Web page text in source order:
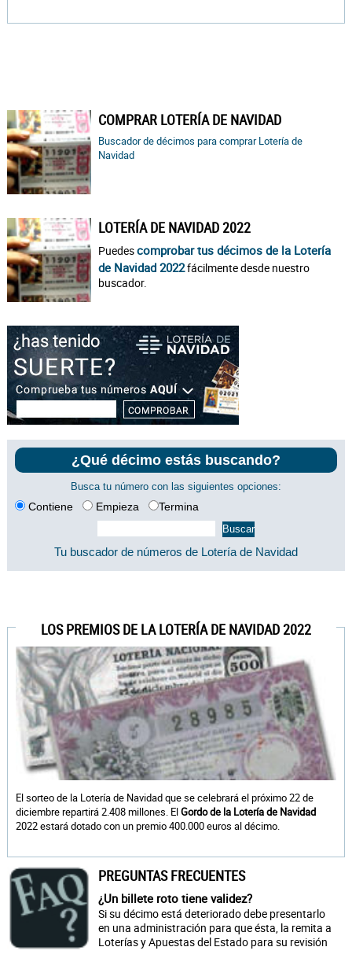
COMPRAR LOTERÍA DE NAVIDAD
Buscador de décimos para comprar Lotería de
Navidad
LOTERÍA DE NAVIDAD 2022
Puedescomprobar tus décimos de la Lotería
de Navidad 2022fácilmente desde nuestro
buscador.
¿Qué décimo estás buscando?
Busca tu número con las siguientes opciones:
Contiene Empieza Termina
Tu buscador de números de Lotería de Navidad
LOS PREMIOS DE LA LOTERÍA DE NAVIDAD 2022
El sorteo de la Lotería de Navidad que se celebrará el próximo 22 de
diciembre repartirá 2.408 millones. ElGordo de la Lotería de Navidad
2022 estará dotado con un premio 400.000 euros al décimo.
PREGUNTAS FRECUENTES
¿Un billete roto tiene validez?
Si su décimo está deteriorado debe presentarlo
en una administración para que ésta, la remita a
Loterías y Apuestas del Estado para su revisión